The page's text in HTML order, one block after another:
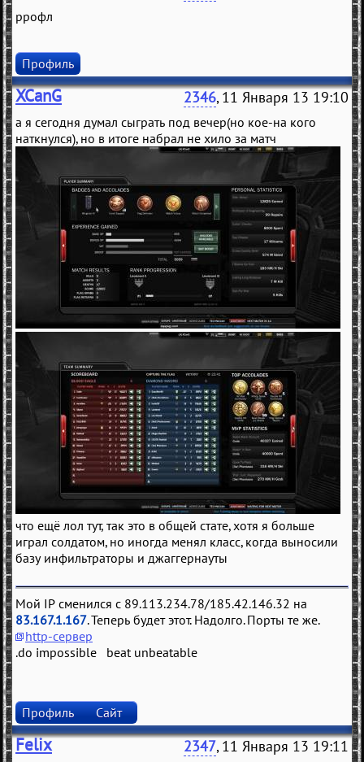
ррофл
Профиль
XCanG 2346, 11 Января 13 19:10
а я сегодня думал сыграть под вечер(но кое-на кого
наткнулся), но в итоге набрал не хило за матч
что ещё лол тут, так это в общей стате, хотя я больше
играл солдатом, но иногда менял класс, когда выносили
базу инфильтраторы и джаггернауты
Мой IP сменился с 89.113.234.78/185.42.146.32 на
83.167.1.167. Теперь будет этот. Надолго. Порты те же.
http-сервер
.do impossible beat unbeatable
Профиль Сайт
Felix 2347, 11 Января 13 19:11